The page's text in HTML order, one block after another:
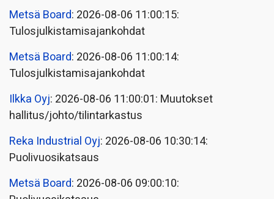
Metsä Board: 2026-08-06 11:00:15:
Tulosjulkistamisajankohdat
Metsä Board: 2026-08-06 11:00:14:
Tulosjulkistamisajankohdat
Ilkka Oyj: 2026-08-06 11:00:01: Muutokset
hallitus/johto/tilintarkastus
Reka Industrial Oyj: 2026-08-06 10:30:14:
Puolivuosikatsaus
Metsä Board: 2026-08-06 09:00:10: